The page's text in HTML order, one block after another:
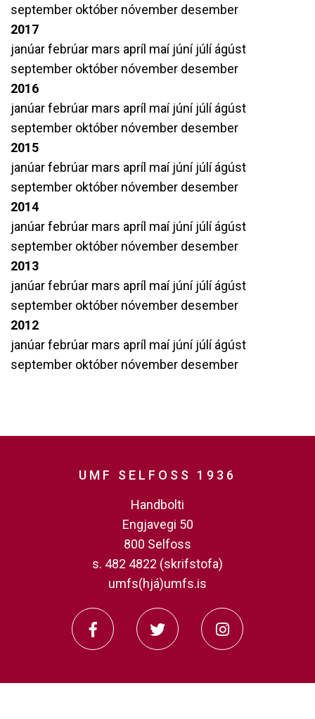
september október nóvember desember
2017
janúarfebrúar mars apríl maí júní júlíágúst
september október nóvember desember
2016
janúarfebrúar mars apríl maí júní júlíágúst
september október nóvember desember
2015
janúarfebrúar mars apríl maí júní júlíágúst
september október nóvember desember
2014
janúarfebrúar mars apríl maí júní júlíágúst
september október nóvember desember
2013
janúarfebrúar mars apríl maí júní júlíágúst
september október nóvember desember
2012
janúarfebrúar mars apríl maí júní júlíágúst
september október nóvember desember
UMF SELFOSS 1936
Handbolti
Engjavegi 50
800 Selfoss
s. 482 4822 (skrifstofa)
umfs(hjá)umfs.is